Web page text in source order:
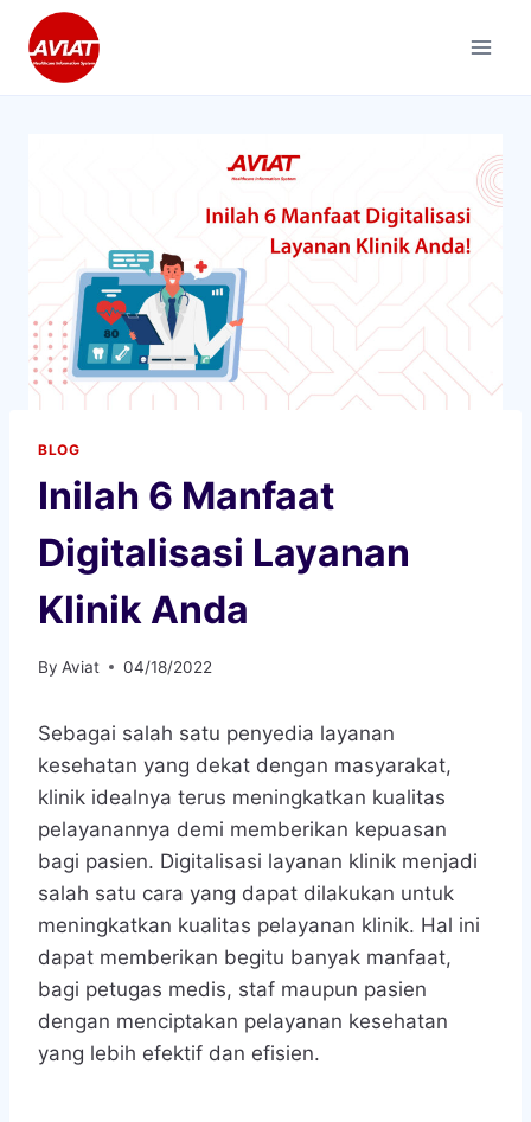
content
BLOG
Inilah 6 Manfaat
Digitalisasi Layanan
Klinik Anda
By Aviat 04/18/2022
Sebagai salah satu penyedia layanan
kesehatan yang dekat dengan masyarakat,
klinik idealnya terus meningkatkan kualitas
pelayanannya demi memberikan kepuasan
bagi pasien. Digitalisasi layanan klinik menjadi
salah satu cara yang dapat dilakukan untuk
meningkatkan kualitas pelayanan klinik. Hal ini
dapat memberikan begitu banyak manfaat,
bagi petugas medis, staf maupun pasien
dengan menciptakan pelayanan kesehatan
yang lebih efektif dan efisien.